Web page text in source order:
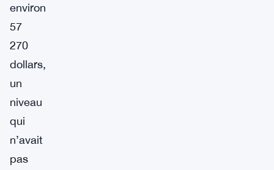
environ
57
270
dollars,
un
niveau
qui
n’avait
pas